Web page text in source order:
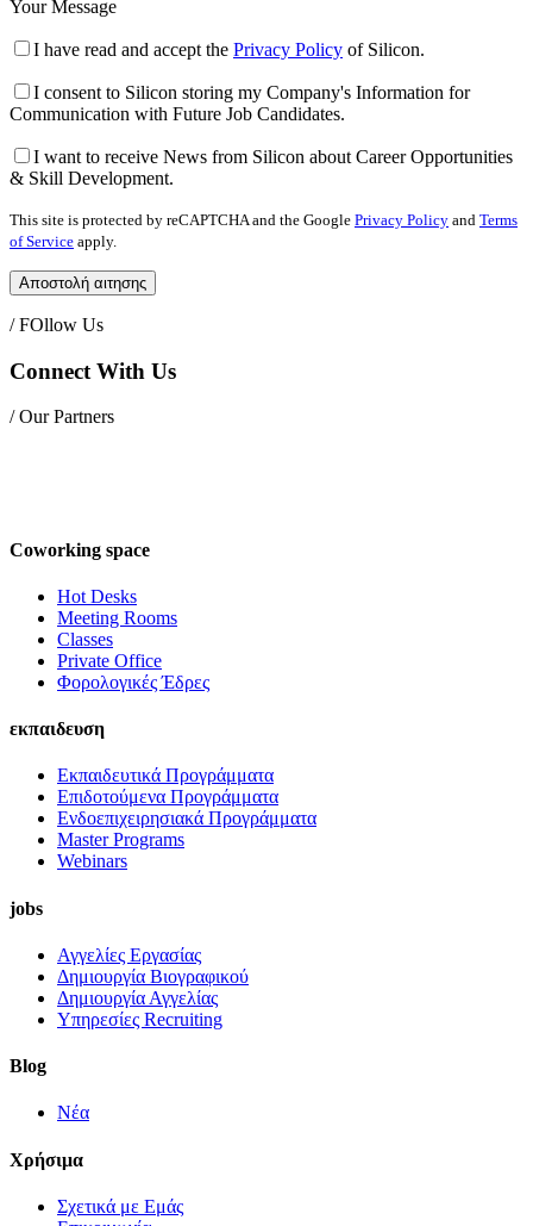
Your Message
I have read and accept the Privacy Policy of Silicon.
I consent to Silicon storing my Company's Information for
Communication with Future Job Candidates.
I want to receive News from Silicon about Career Opportunities
& Skill Development.
This site is protected by reCAPTCHA and the Google Privacy Policy and Terms
of Service apply.
/ FOllow Us
Connect With Us
/ Our Partners
Coworking space
Hot Desks
Meeting Rooms
Classes
Private Office
Φορολογικές Έδρες
εκπαιδευση
Εκπαιδευτικά Προγράμματα
Επιδοτούμενα Προγράμματα
Ενδοεπιχειρησιακά Προγράμματα
Master Programs
Webinars
jobs
Αγγελίες Εργασίας
Δημιουργία Βιογραφικού
Δημιουργία Αγγελίας
Υπηρεσίες Recruiting
Blog
Νέα
Χρήσιμα
Σχετικά με Εμάς